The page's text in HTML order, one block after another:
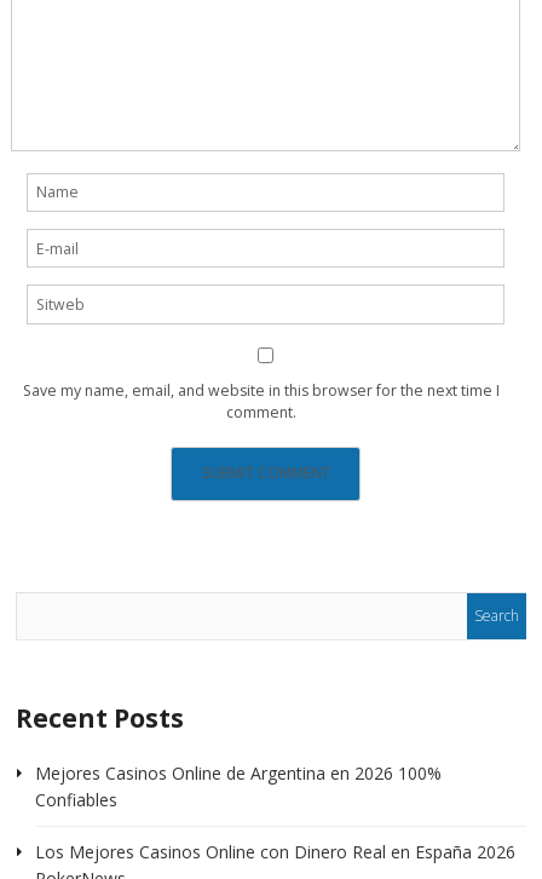
Save my name, email, and website in this browser for the next time I
comment.
Recent Posts
Mejores Casinos Online de Argentina en 2026 100%
Confiables
Los Mejores Casinos Online con Dinero Real en España 2026